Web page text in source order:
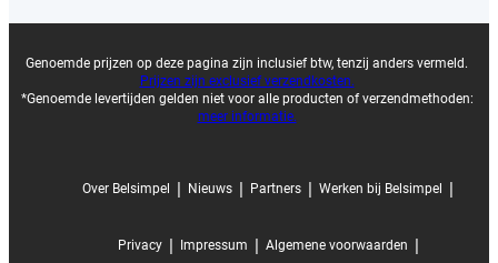
Genoemde prijzen op deze pagina zijn inclusief btw, tenzij anders vermeld.
Prijzen zijn exclusief verzendkosten.
*Genoemde levertijden gelden niet voor alle producten of verzendmethoden:
meer informatie.
Over Belsimpel | Nieuws | Partners | Werken bij Belsimpel |
Privacy | Impressum | Algemene voorwaarden |